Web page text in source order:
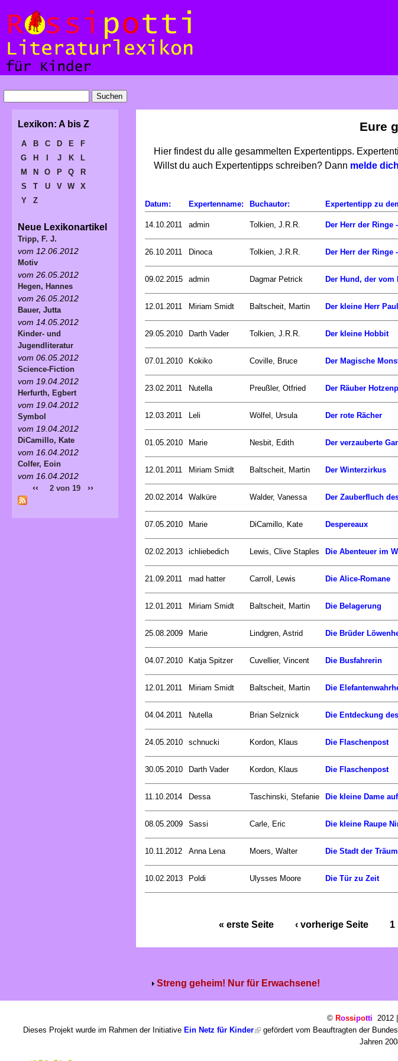
Eure
Hier findest du alle gesammelten Expertentipps.
Willst du auch Expertentipps schreiben? Dann melde
Datum: Expertenname: Buchautor: Expertentipp zu
14.10.2011 admin Tolkien, J.R.R. Der Herr der Ringe
26.10.2011 Dinoca Tolkien, J.R.R. Der Herr der Ringe
09.02.2015 admin Dagmar Petrick Der Hund, der vom
12.01.2011 Miriam Smidt Baltscheit, Martin Der kleine Herr Paul
29.05.2010 Darth Vader Tolkien, J.R.R. Der kleine Hobbit
07.01.2010 Kokiko Coville, Bruce Der Magische
23.02.2011 Nutella Preußler, Otfried Der Räuber
12.03.2011 Leli Wölfel, Ursula Der rote Rächer
01.05.2010 Marie Nesbit, Edith Der verzauberte
12.01.2011 Miriam Smidt Baltscheit, Martin Der Winterzirkus
20.02.2014 Walküre Walder, Vanessa Der Zauberfluch
07.05.2010 Marie DiCamillo, Kate Despereaux
02.02.2013 ichliebedich Lewis, Clive Staples Die Abenteuer im
21.09.2011 mad hatter Carroll, Lewis Die Alice-Romane
12.01.2011 Miriam Smidt Baltscheit, Martin Die Belagerung
25.08.2009 Marie Lindgren, Astrid Die Brüder
04.07.2010 Katja Spitzer Cuvellier, Vincent Die Busfahrerin
12.01.2011 Miriam Smidt Baltscheit, Martin Die
04.04.2011 Nutella Brian Selznick Die Entdeckung
24.05.2010 schnucki Kordon, Klaus Die Flaschenpost
30.05.2010 Darth Vader Kordon, Klaus Die Flaschenpost
11.10.2014 Dessa Taschinski, Stefanie Die kleine Dame
08.05.2009 Sassi Carle, Eric Die kleine Raupe
10.11.2012 Anna Lena Moers, Walter Die Stadt der
10.02.2013 Poldi Ulysses Moore Die Tür zu Zeit
« erste Seite ‹ vorherige Seite 1
Streng geheim! Nur für Erwachsene!
Lexikon: A bis Z
A B C D E
F
G
H J K
L
M
N O P Q
R
S
T U V W
X
Y
Z
Neue Lexikonartikel
Tripp, F. J.
vom 12.06.2012
Motiv
vom 26.05.2012
Hegen, Hannes
vom 26.05.2012
Bauer, Jutta
vom 14.05.2012
Kinder- und
Jugendliteratur
vom 06.05.2012
Science-Fiction
vom 19.04.2012
Herfurth, Egbert
vom 19.04.2012
Symbol
vom 19.04.2012
DiCamillo, Kate
vom 16.04.2012
Colfer, Eoin
vom 16.04.2012
‹‹ 2 von 19 ››
© Rossipotti 2012 |
Dieses Projekt wurde im Rahmen der Initiative Ein Netz für Kinder
gefördert vom Beauftragten der
Jahren